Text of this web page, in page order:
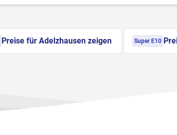
Preise für Adelzhausen zeigen Super E10